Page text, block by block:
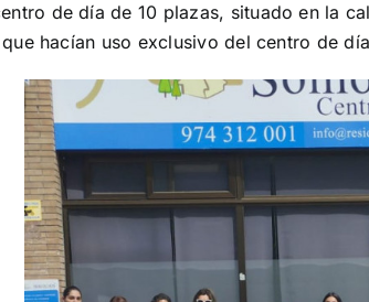
de día de 10 plazas, situado en la
hacían uso exclusivo del centro de